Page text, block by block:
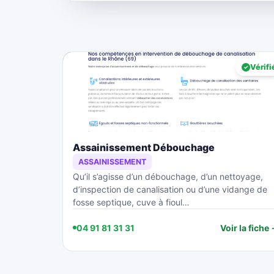
Assainissement Débouchage
ASSAINISSEMENT
Qu’il s’agisse d’un débouchage, d’un nettoyage,
d’inspection de canalisation ou d’une vidange de
fosse septique, cuve à fioul…
04 91 81 31 31 Voir la fiche